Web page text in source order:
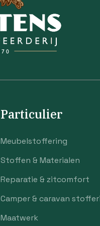
Particulier
Meubelstoffering
Stoffen & Materialen
Reparatie & zitcomfort
Camper & caravan
Maatwerk